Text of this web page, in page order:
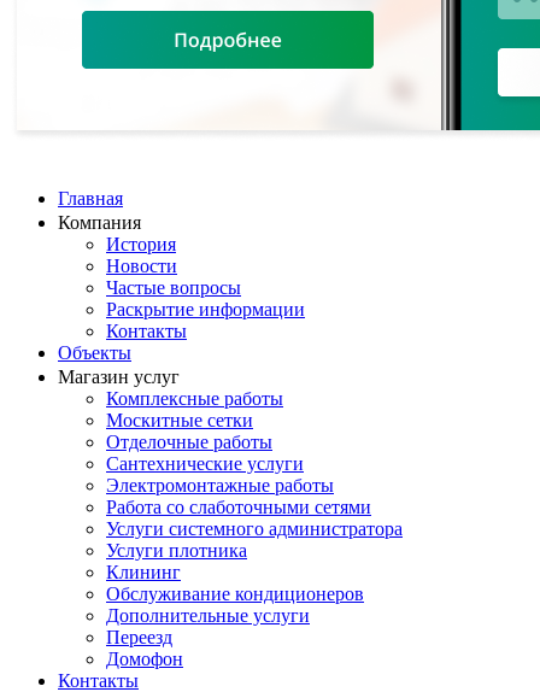
Главная
Компания
История
Новости
Частые вопросы
Раскрытие информации
Контакты
Объекты
Магазин услуг
Комплексные работы
Москитные сетки
Отделочные работы
Сантехнические услуги
Электромонтажные работы
Работа со слаботочными сетями
Услуги системного администратора
Услуги плотника
Клининг
Обслуживание кондиционеров
Дополнительные услуги
Переезд
Домофон
Контакты